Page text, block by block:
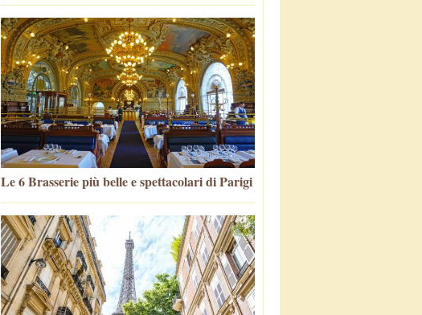
Le 6 Brasserie più belle e spettacolari di Parigi